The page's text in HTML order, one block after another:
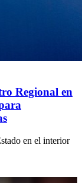
Regional en
en el interior